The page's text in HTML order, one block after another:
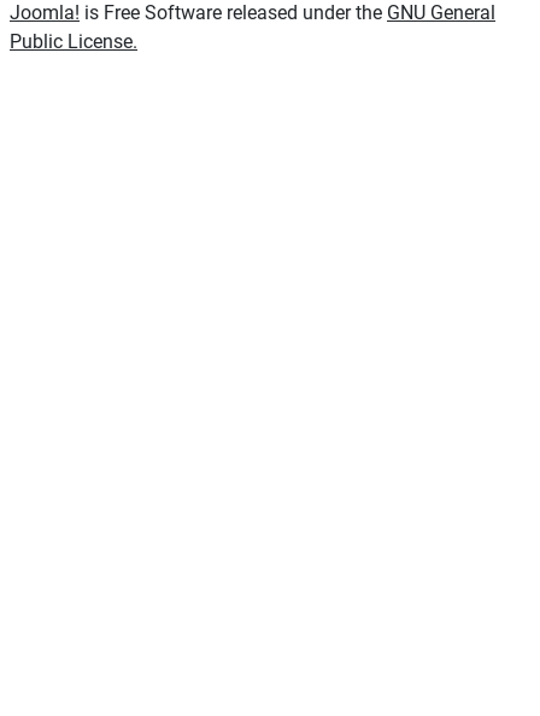
Joomla! is Free Software released under the GNU General
Public License.